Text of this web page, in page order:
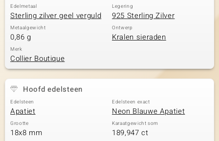
Edelmetaal
Sterling zilver geel verguld
Legering
925 Sterling Zilver
Metaalgewicht
0,86 g
Ontwerp
Kralen sieraden
Merk
Collier Boutique
Hoofd edelsteen
Edelsteen
Apatiet
Edelsteen exact
Neon Blauwe Apatiet
Grootte
18x8 mm
Karaatgewicht som
189,947 ct